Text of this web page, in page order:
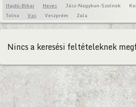
Hajdú-Bihar
Heves Jász-Nagykun-Szolnok
Tolna
Vas Veszprém Zala
Nincs a keresési feltételeknek